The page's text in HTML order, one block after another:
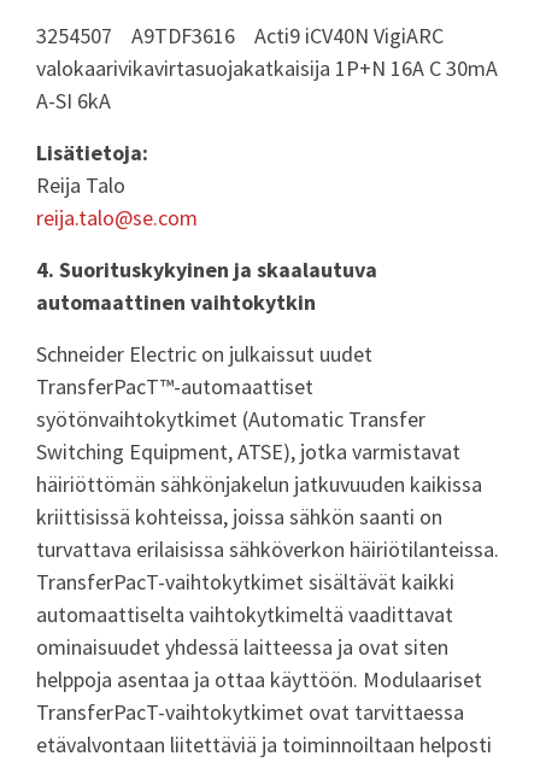
3254507 A9TDF3616 Acti9 iCV40N VigiARC
valokaarivikavirtasuojakatkaisija 1P+N 16A C 30mA
A-SI 6kA
Lisätietoja:
Reija Talo
reija.talo@se.com
4. Suorituskykyinen ja skaalautuva
automaattinen vaihtokytkin
Schneider Electric on julkaissut uudet
TransferPacT™-automaattiset
syötönvaihtokytkimet (Automatic Transfer
Switching Equipment, ATSE), jotka varmistavat
häiriöttömän sähkönjakelun jatkuvuuden kaikissa
kriittisissä kohteissa, joissa sähkön saanti on
turvattava erilaisissa sähköverkon häiriötilanteissa.
TransferPacT-vaihtokytkimet sisältävät kaikki
automaattiselta vaihtokytkimeltä vaadittavat
ominaisuudet yhdessä laitteessa ja ovat siten
helppoja asentaa ja ottaa käyttöön. Modulaariset
TransferPacT-vaihtokytkimet ovat tarvittaessa
etävalvontaan liitettäviä ja toiminnoiltaan helposti